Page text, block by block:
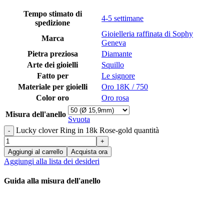
Tempo stimato di
spedizione
4-5 settimane
Marca
Gioielleria raffinata di Sophy
Geneva
Pietra preziosa
Diamante
Arte dei gioielli
Squillo
Fatto per
Le signore
Materiale per gioielli
Oro 18K / 750
Color oro
Oro rosa
Misura dell'anello
Svuota
Lucky clover Ring in 18k Rose-gold quantità
Aggiungi al carrello Acquista ora
Aggiungi alla lista dei desideri
Guida alla misura dell'anello